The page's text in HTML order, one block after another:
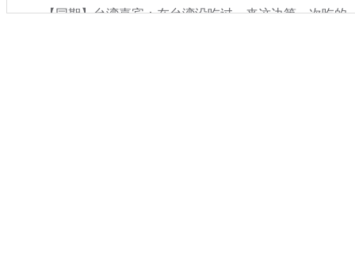
【同期】台湾嘉宾：在台湾没吃过，来这边第一次吃的